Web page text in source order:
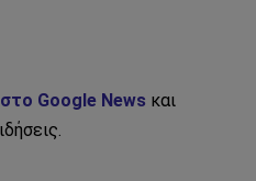
Google News και